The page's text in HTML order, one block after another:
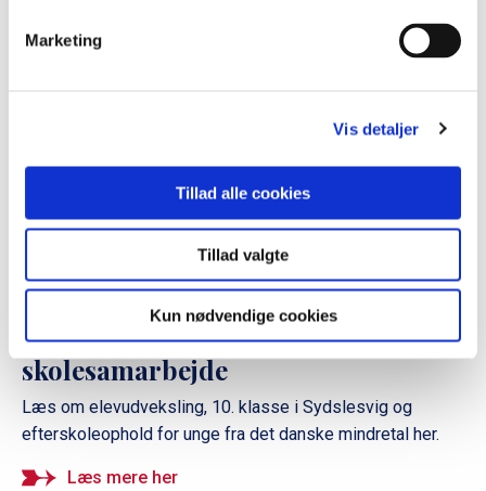
Marketing
Vis detaljer
Tillad alle cookies
Tillad valgte
Kun nødvendige cookies
Dansk-sydslesvigsk
skolesamarbejde
Læs om elevudveksling, 10. klasse i Sydslesvig og
efterskoleophold for unge fra det danske mindretal her.
Læs mere her